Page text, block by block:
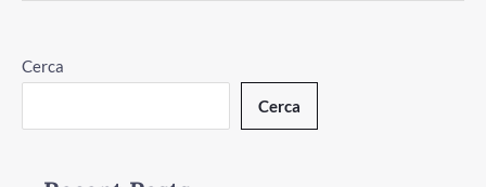
Cerca
Cerca